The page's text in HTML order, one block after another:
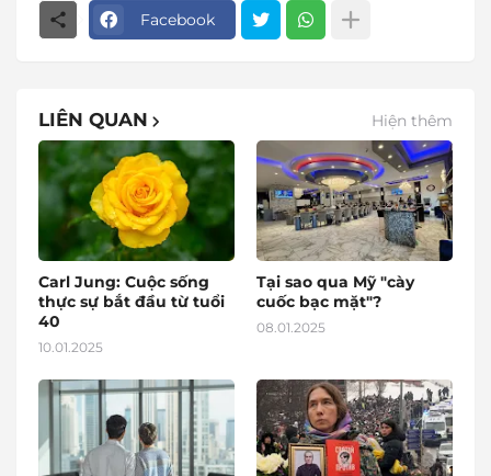
Facebook
LIÊN QUAN Hiện thêm
Carl Jung: Cuộc sống
thực sự bắt đầu từ tuổi
40
10.01.2025
Tại sao qua Mỹ "cày
cuốc bạc mặt"?
08.01.2025